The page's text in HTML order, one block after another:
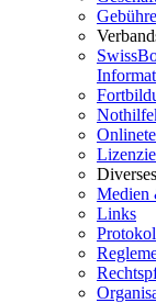
Diverses
Medien
Links